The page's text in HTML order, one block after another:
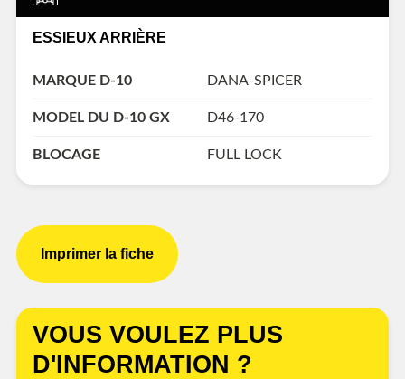
ESSIEUX ARRIÈRE
MARQUE D-10 DANA-SPICER
MODEL DU D-10 GX D46-170
BLOCAGE FULL LOCK
Imprimer la fiche
VOUS VOULEZ PLUS
D'INFORMATION ?